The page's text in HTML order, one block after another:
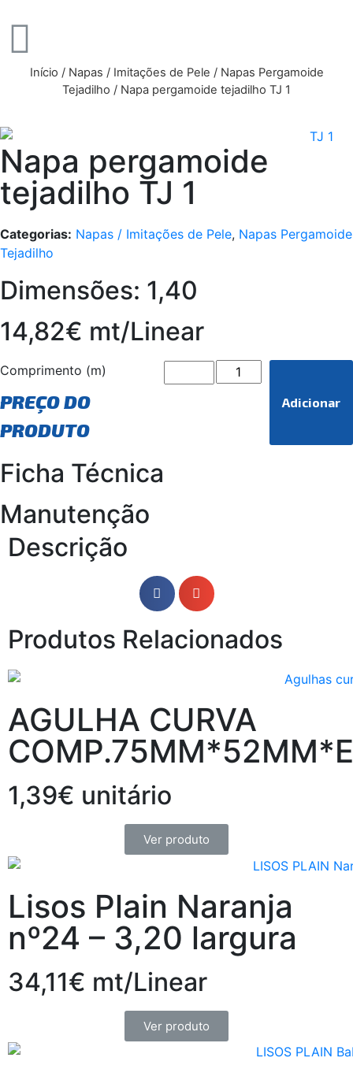
Início / Napas / Imitações de Pele / Napas Pergamoide
Tejadilho / Napa pergamoide tejadilho TJ 1
Napa pergamoide
tejadilho TJ 1
Categorias: Napas / Imitações de Pele, Napas Pergamoide
Tejadilho
Dimensões: 1,40
14,82€ mt/Linear
Comprimento (m)
PREÇO DO
PRODUTO
Adicionar
Ficha Técnica
Manutenção
Descrição
Produtos Relacionados
AGULHA CURVA
1,39€ unitário
Ver produto
Lisos Plain Naranja
nº24 – 3,20 largura
34,11€ mt/Linear
Ver produto